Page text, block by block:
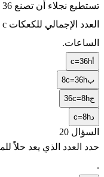
العدد الإجمالي للكعكات c
الساعات.
c=36h
ب8c=36h
ج36c=8h
c=8h
السؤال 20
حدد العدد الذي يعد حلاً